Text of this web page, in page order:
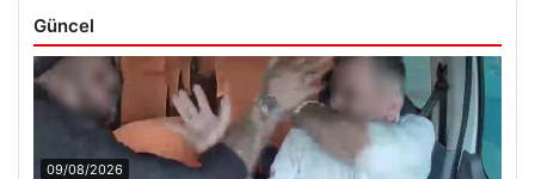
Güncel
09/08/2026